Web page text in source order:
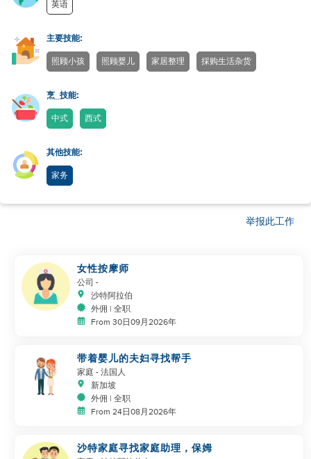
英语
主要技能:
照顾小孩 照顾婴儿 家居整理 採购生活杂货
烹_技能:
中式 西式
其他技能:
家务
举报此工作
女性按摩师
公司 -
沙特阿拉伯
外佣 | 全职
From 30日09月2026年
带着婴儿的夫妇寻找帮手
家庭 - 法国人
新加坡
外佣 | 全职
From 24日08月2026年
沙特家庭寻找家庭助理，保姆